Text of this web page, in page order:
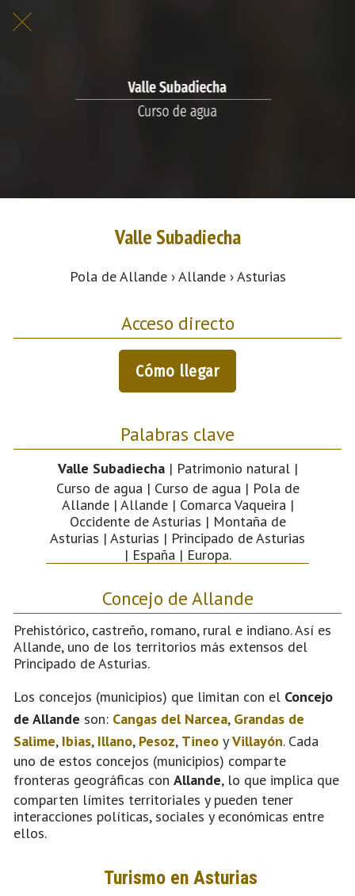
Valle Subadiecha
Pola de Allande › Allande › Asturias
Acceso directo
Cómo llegar
Palabras clave
Valle Subadiecha| Patrimonio natural |
Curso de agua | Curso de agua | Pola de
Allande | Allande | Comarca Vaqueira |
Occidente de Asturias | Montaña de
Asturias | Asturias | Principado de Asturias
| España | Europa.
Concejo de Allande
Prehistórico, castreño, romano, rural e indiano. Así es
Allande, uno de los territorios más extensos del
Principado de Asturias.
Los concejos (municipios) que limitan con el Concejo
de Allande son: Cangas del Narcea, Grandas de
Salime, Ibias, Illano, Pesoz, Tineo yVillayón. Cada
uno de estos concejos (municipios) comparte
fronteras geográficas con Allande, lo que implica que
comparten límites territoriales y pueden tener
interacciones políticas, sociales y económicas entre
ellos.